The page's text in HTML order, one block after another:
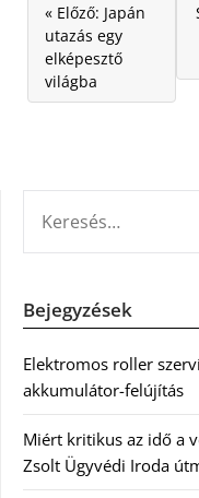
« Előző: Japán
utazás egy
elképesztő
világba
Bejegyzések
Elektromos roller
akkumulátor-felújítás
Miért kritikus az idő a
Zsolt Ügyvédi Iroda